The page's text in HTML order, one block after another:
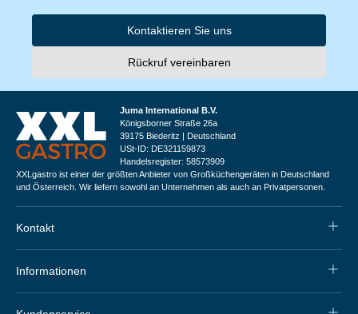
Kontaktieren Sie uns
Rückruf vereinbaren
Juma International B.V.
Königsborner Straße 26a
39175 Biederitz | Deutschland
USt-ID: DE321159873
Handelsregister: 58573909
XXLgastro ist einer der größten Anbieter von Großküchengeräten in Deutschland
und Österreich. Wir liefern sowohl an Unternehmen als auch an Privatpersonen.
Kontakt
Informationen